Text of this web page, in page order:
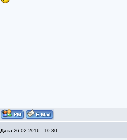
Дата 26.02.2016 - 10:30